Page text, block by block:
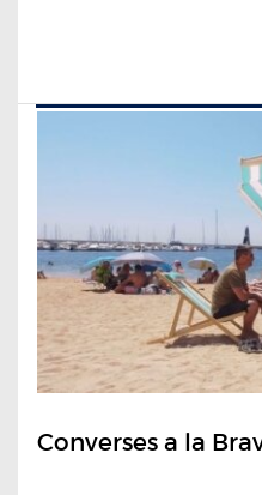
Converses a la